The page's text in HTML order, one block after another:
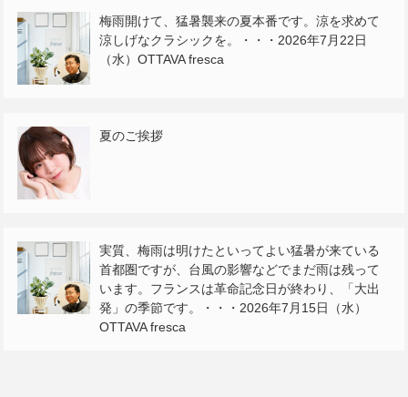
梅雨開けて、猛暑襲来の夏本番です。涼を求めて
涼しげなクラシックを。・・・2026年7月22日
（水）OTTAVA fresca
夏のご挨拶
実質、梅雨は明けたといってよい猛暑が来ている
首都圏ですが、台風の影響などでまだ雨は残って
います。フランスは革命記念日が終わり、「大出
発」の季節です。・・・2026年7月15日（水）
OTTAVA fresca